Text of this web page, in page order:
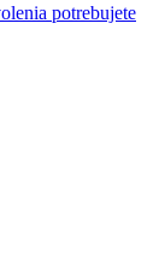
potrebujete